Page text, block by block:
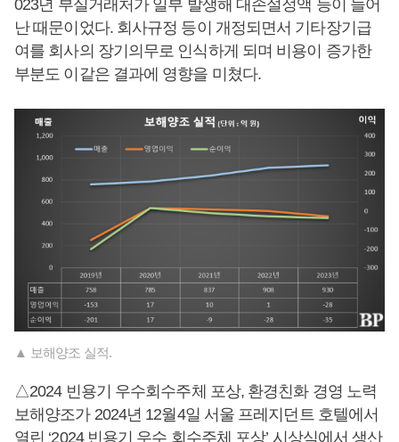
023년 부실거래처가 일부 발생해 대손설정액 등이 늘어
난 때문이었다. 회사규정 등이 개정되면서 기타장기급
여를 회사의 장기의무로 인식하게 되며 비용이 증가한
부분도 이같은 결과에 영향을 미쳤다.
▲ 보해양조 실적.
△2024 빈용기 우수회수주체 포상, 환경친화 경영 노력
보해양조가 2024년 12월4일 서울 프레지던트 호텔에서
열린 ‘2024 빈용기 우수 회수주체 포상’ 시상식에서 생산